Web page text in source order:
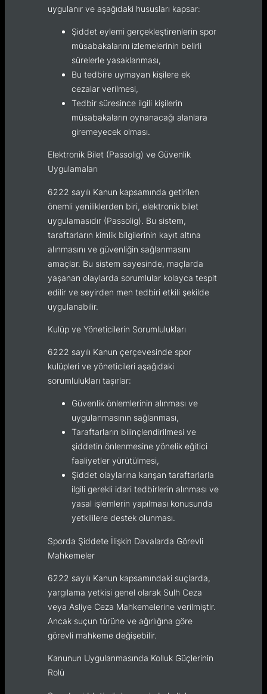
uygulanır ve aşağıdaki hususları kapsar:
Şiddet eylemi gerçekleştirenlerin spor
müsabakalarını izlemelerinin belirli
sürelerle yasaklanması,
Bu tedbire uymayan kişilere ek
cezalar verilmesi,
Tedbir süresince ilgili kişilerin
müsabakaların oynanacağı alanlara
giremeyecek olması.
Elektronik Bilet (Passolig) ve Güvenlik
Uygulamaları
6222 sayılı Kanun kapsamında getirilen
önemli yeniliklerden biri, elektronik bilet
uygulamasıdır (Passolig). Bu sistem,
taraftarların kimlik bilgilerinin kayıt altına
alınmasını ve güvenliğin sağlanmasını
amaçlar. Bu sistem sayesinde, maçlarda
yaşanan olaylarda sorumlular kolayca tespit
edilir ve seyirden men tedbiri etkili şekilde
uygulanabilir.
Kulüp ve Yöneticilerin Sorumlulukları
6222 sayılı Kanun çerçevesinde spor
kulüpleri ve yöneticileri aşağıdaki
sorumlulukları taşırlar:
Güvenlik önlemlerinin alınması ve
uygulanmasının sağlanması,
Taraftarların bilinçlendirilmesi ve
şiddetin önlenmesine yönelik eğitici
faaliyetler yürütülmesi,
Şiddet olaylarına karışan taraftarlarla
ilgili gerekli idari tedbirlerin alınması ve
yasal işlemlerin yapılması konusunda
yetkililere destek olunması.
Sporda Şiddete İlişkin Davalarda Görevli
Mahkemeler
6222 sayılı Kanun kapsamındaki suçlarda,
yargılama yetkisi genel olarak Sulh Ceza
veya Asliye Ceza Mahkemelerine verilmiştir.
Ancak suçun türüne ve ağırlığına göre
görevli mahkeme değişebilir.
Kanunun Uygulanmasında Kolluk Güçlerinin
Rolü